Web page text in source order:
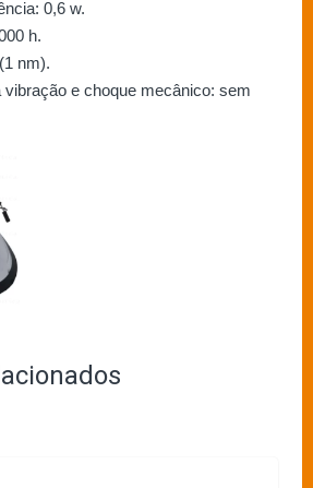
0,6 w.
h.
nm).
vibração e choque mecânico: sem